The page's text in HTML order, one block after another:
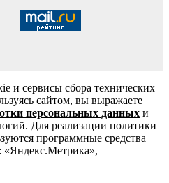
и сервисы сбора технических
сайтом, вы выражаете
персональных данных и
Для реализации политики
программные средства
«Яндекс.Метрика»,